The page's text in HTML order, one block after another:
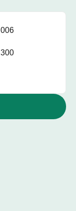
006
300